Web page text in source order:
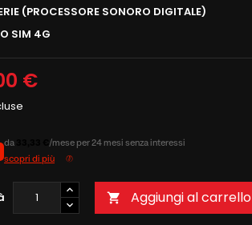
(PROCESSORE SONORO DIGITALE)
SIM 4G
€
da
/mese per 24 mesi senza interessi
scopri di più
 Aggiungi al carrello